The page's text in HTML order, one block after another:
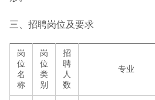
三、招聘岗位及要求
岗
位
名
称
岗
位
类
别
招
聘
人
数
专业